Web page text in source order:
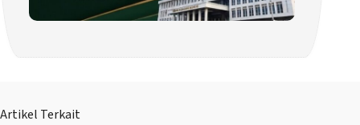
Artikel Terkait